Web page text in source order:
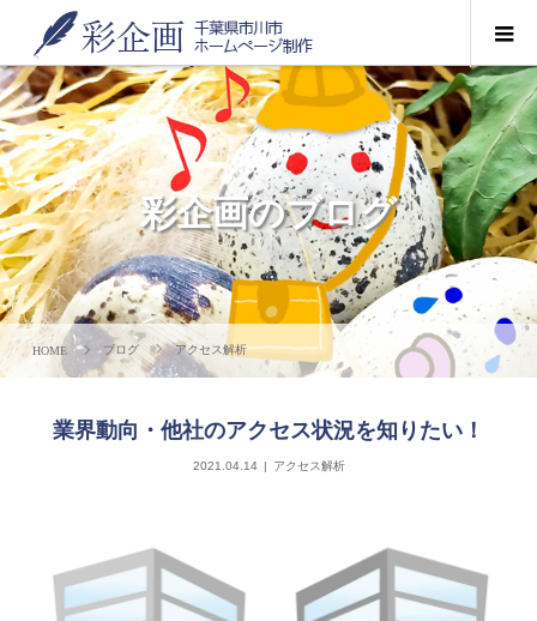
彩企画のブログ
ブログ アクセス解析
業界動向・他社のアクセス状況を知りたい！
2021.04.14 アクセス解析